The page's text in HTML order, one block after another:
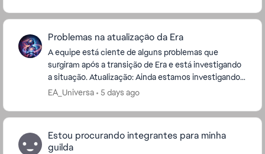
Problemas na atualização da Era
A equipe está ciente de alguns problemas que
surgiram após a transição de Era e está investigando
a situação. Atualização: Ainda estamos investigando
vários problemas. Para quem comprou o pacote ...
EA_Universa 5 days ago
Estou procurando integrantes para minha
guilda